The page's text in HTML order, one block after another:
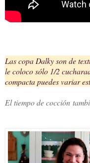
Las copa Dalky son de
le coloco sólo 1/2
compacta puedes variar
El tiempo de cocción